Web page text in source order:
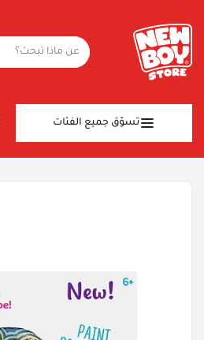
تسوّق جميع الفئات